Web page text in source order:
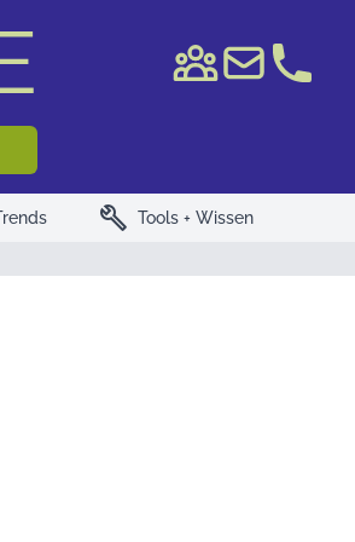
ISIN
build Tools + Wissen